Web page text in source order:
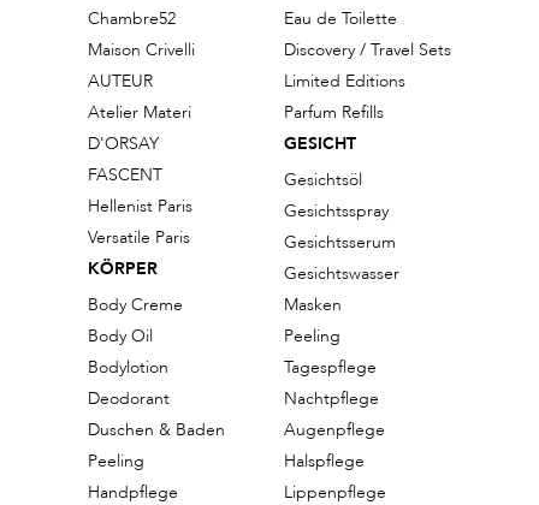
Chambre52
Maison Crivelli
AUTEUR
Atelier Materi
D'ORSAY
FASCENT
Hellenist Paris
Versatile Paris
KÖRPER
Body Creme
Body Oil
Bodylotion
Deodorant
Duschen & Baden
Peeling
Handpflege
Eau de Toilette
Discovery / Travel Sets
Limited Editions
Parfum Refills
GESICHT
Gesichtsöl
Gesichtsspray
Gesichtsserum
Gesichtswasser
Masken
Peeling
Tagespflege
Nachtpflege
Augenpflege
Halspflege
Lippenpflege